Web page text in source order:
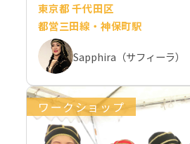
東京都 千代田区
都営三田線・神保町駅
Sapphira（サフィーラ）
ワークショップ